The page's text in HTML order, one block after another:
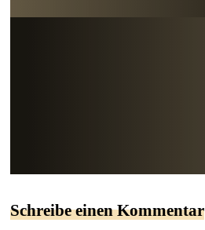
Schreibe einen Kommentar